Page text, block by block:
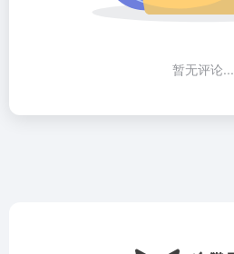
暂无评论...